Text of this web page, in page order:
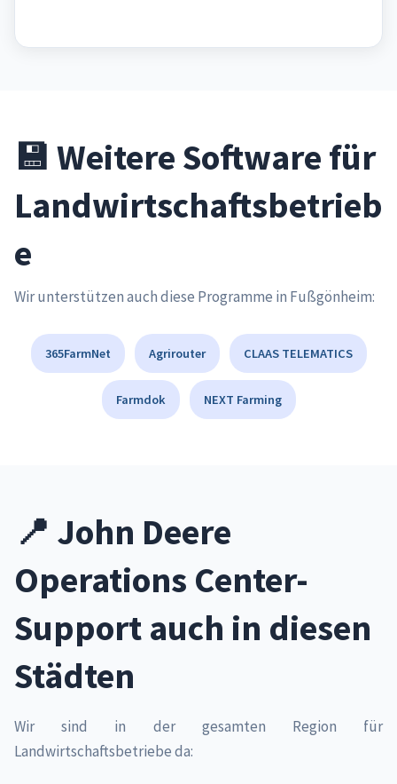
💾 Weitere Software für
Landwirtschaftsbetrieb
e
Wir unterstützen auch diese Programme in Fußgönheim:
365FarmNet Agrirouter CLAAS TELEMATICS
Farmdok NEXT Farming
📍 John Deere
Operations Center-
Support auch in diesen
Städten
Wir sind in der gesamten Region für
Landwirtschaftsbetriebe da: